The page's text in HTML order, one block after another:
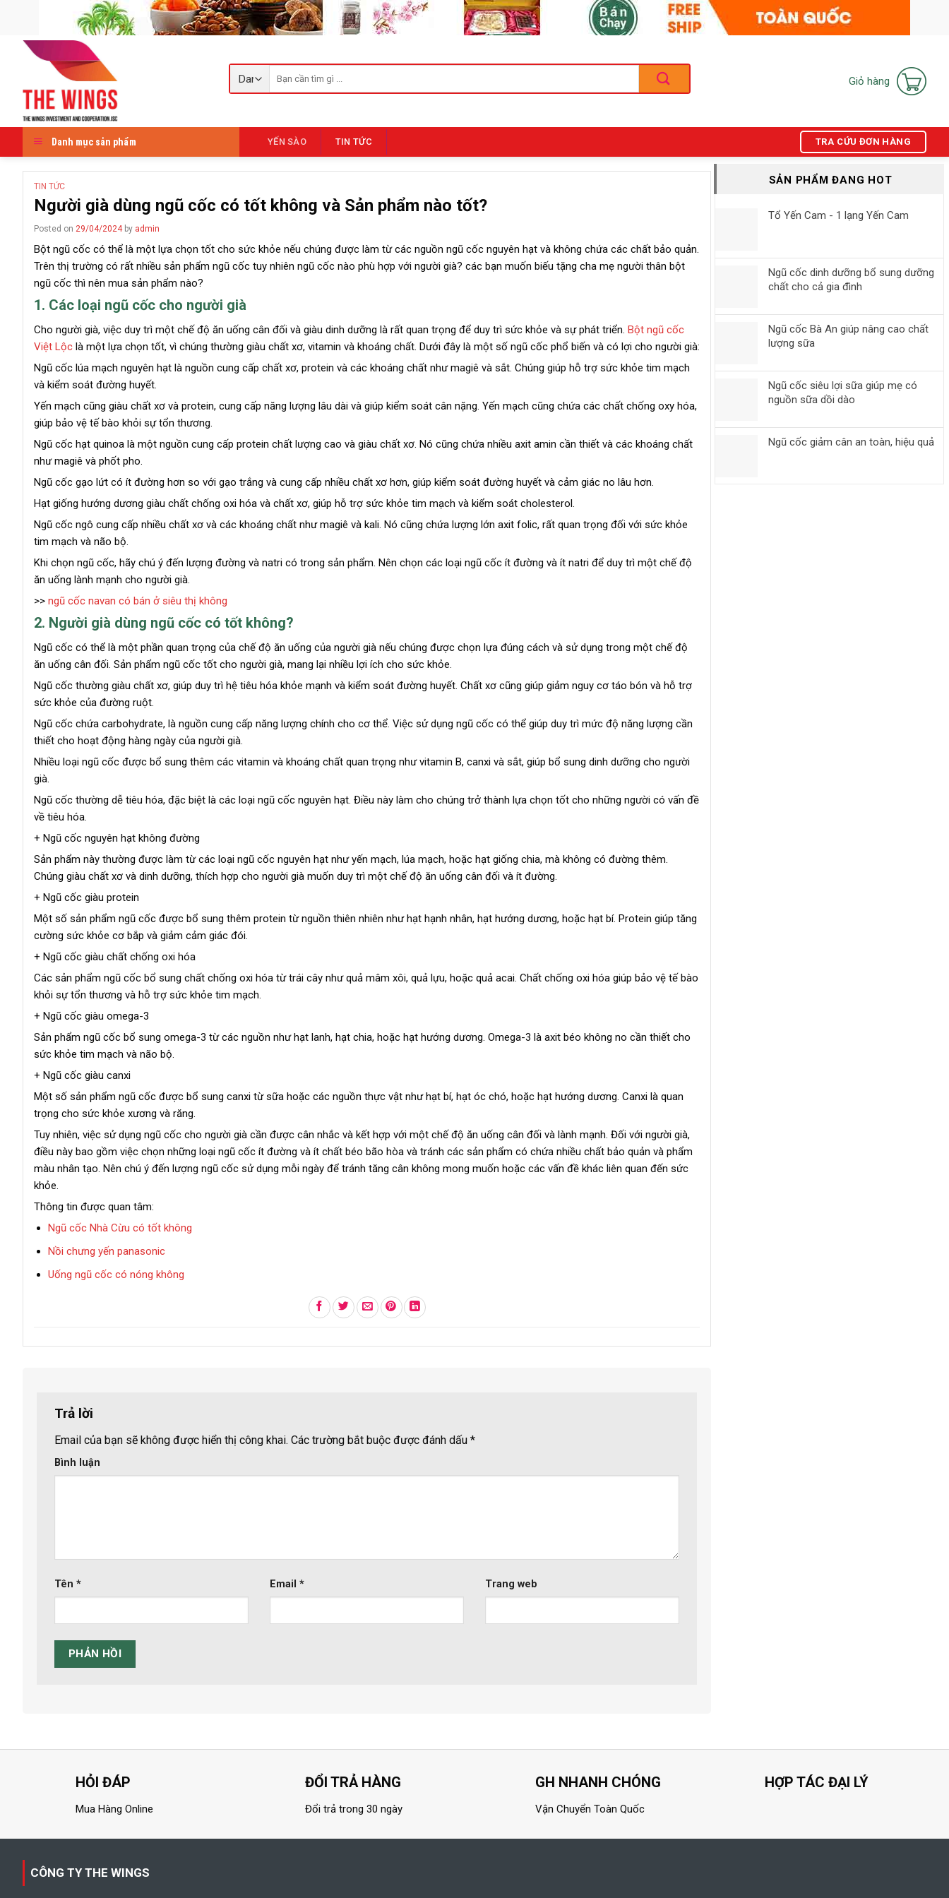
content
Tìm
kiếm:
Giỏ hàng
Danh mục sản phẩm YẾN SÀO TIN TỨC TRA CỨU ĐƠN HÀNG
TIN TỨC
Người già dùng ngũ cốc có tốt không và Sản phẩm nào tốt?
Posted on 29/04/2024by admin
Bột ngũ cốc có thể là một lựa chọn tốt cho sức khỏe nếu chúng được làm từ các nguồn ngũ cốc nguyên hạt và không chứa các chất bảo quản.
Trên thị trường có rất nhiều sản phẩm ngũ cốc tuy nhiên ngũ cốc nào phù hợp với người già? các bạn muốn biếu tặng cha mẹ người thân bột
ngũ cốc thì nên mua sản phẩm nào?
1. Các loại ngũ cốc cho người già
Cho người già, việc duy trì một chế độ ăn uống cân đối và giàu dinh dưỡng là rất quan trọng để duy trì sức khỏe và sự phát triển. Bột ngũ cốc
Việt Lộc là một lựa chọn tốt, vì chúng thường giàu chất xơ, vitamin và khoáng chất. Dưới đây là một số ngũ cốc phổ biến và có lợi cho người già:
Ngũ cốc lúa mạch nguyên hạt là nguồn cung cấp chất xơ, protein và các khoáng chất như magiê và sắt. Chúng giúp hỗ trợ sức khỏe tim mạch
và kiểm soát đường huyết.
Yến mạch cũng giàu chất xơ và protein, cung cấp năng lượng lâu dài và giúp kiểm soát cân nặng. Yến mạch cũng chứa các chất chống oxy hóa,
giúp bảo vệ tế bào khỏi sự tổn thương.
Ngũ cốc hạt quinoa là một nguồn cung cấp protein chất lượng cao và giàu chất xơ. Nó cũng chứa nhiều axit amin cần thiết và các khoáng chất
như magiê và phốt pho.
Ngũ cốc gạo lứt có ít đường hơn so với gạo trắng và cung cấp nhiều chất xơ hơn, giúp kiểm soát đường huyết và cảm giác no lâu hơn.
Hạt giống hướng dương giàu chất chống oxi hóa và chất xơ, giúp hỗ trợ sức khỏe tim mạch và kiểm soát cholesterol.
Ngũ cốc ngô cung cấp nhiều chất xơ và các khoáng chất như magiê và kali. Nó cũng chứa lượng lớn axit folic, rất quan trọng đối với sức khỏe
tim mạch và não bộ.
Khi chọn ngũ cốc, hãy chú ý đến lượng đường và natri có trong sản phẩm. Nên chọn các loại ngũ cốc ít đường và ít natri để duy trì một chế độ
ăn uống lành mạnh cho người già.
>> ngũ cốc navan có bán ở siêu thị không
2. Người già dùng ngũ cốc có tốt không?
Ngũ cốc có thể là một phần quan trọng của chế độ ăn uống của người già nếu chúng được chọn lựa đúng cách và sử dụng trong một chế độ
ăn uống cân đối. Sản phẩm ngũ cốc tốt cho người già, mang lại nhiều lợi ích cho sức khỏe.
Ngũ cốc thường giàu chất xơ, giúp duy trì hệ tiêu hóa khỏe mạnh và kiểm soát đường huyết. Chất xơ cũng giúp giảm nguy cơ táo bón và hỗ trợ
sức khỏe của đường ruột.
Ngũ cốc chứa carbohydrate, là nguồn cung cấp năng lượng chính cho cơ thể. Việc sử dụng ngũ cốc có thể giúp duy trì mức độ năng lượng cần
thiết cho hoạt động hàng ngày của người già.
Nhiều loại ngũ cốc được bổ sung thêm các vitamin và khoáng chất quan trọng như vitamin B, canxi và sắt, giúp bổ sung dinh dưỡng cho người
già.
Ngũ cốc thường dễ tiêu hóa, đặc biệt là các loại ngũ cốc nguyên hạt. Điều này làm cho chúng trở thành lựa chọn tốt cho những người có vấn đề
về tiêu hóa.
+ Ngũ cốc nguyên hạt không đường
Sản phẩm này thường được làm từ các loại ngũ cốc nguyên hạt như yến mạch, lúa mạch, hoặc hạt giống chia, mà không có đường thêm.
Chúng giàu chất xơ và dinh dưỡng, thích hợp cho người già muốn duy trì một chế độ ăn uống cân đối và ít đường.
+ Ngũ cốc giàu protein
Một số sản phẩm ngũ cốc được bổ sung thêm protein từ nguồn thiên nhiên như hạt hạnh nhân, hạt hướng dương, hoặc hạt bí. Protein giúp tăng
cường sức khỏe cơ bắp và giảm cảm giác đói.
+ Ngũ cốc giàu chất chống oxi hóa
Các sản phẩm ngũ cốc bổ sung chất chống oxi hóa từ trái cây như quả mâm xôi, quả lựu, hoặc quả acai. Chất chống oxi hóa giúp bảo vệ tế bào
khỏi sự tổn thương và hỗ trợ sức khỏe tim mạch.
+ Ngũ cốc giàu omega-3
Sản phẩm ngũ cốc bổ sung omega-3 từ các nguồn như hạt lanh, hạt chia, hoặc hạt hướng dương. Omega-3 là axit béo không no cần thiết cho
sức khỏe tim mạch và não bộ.
+ Ngũ cốc giàu canxi
Một số sản phẩm ngũ cốc được bổ sung canxi từ sữa hoặc các nguồn thực vật như hạt bí, hạt óc chó, hoặc hạt hướng dương. Canxi là quan
trọng cho sức khỏe xương và răng.
Tuy nhiên, việc sử dụng ngũ cốc cho người già cần được cân nhắc và kết hợp với một chế độ ăn uống cân đối và lành mạnh. Đối với người già,
điều này bao gồm việc chọn những loại ngũ cốc ít đường và ít chất béo bão hòa và tránh các sản phẩm có chứa nhiều chất bảo quản và phẩm
màu nhân tạo. Nên chú ý đến lượng ngũ cốc sử dụng mỗi ngày để tránh tăng cân không mong muốn hoặc các vấn đề khác liên quan đến sức
khỏe.
Thông tin được quan tâm:
Ngũ cốc Nhà Cừu có tốt không
Nồi chưng yến panasonic
Uống ngũ cốc có nóng không
Trả lời
Email của bạn sẽ không được hiển thị công khai. Các trường bắt buộc được đánh dấu *
Bình luận
Tên * Email * Trang web
SẢN PHẨM ĐANG HOT
Tổ Yến Cam - 1 lạng Yến Cam
Ngũ cốc dinh dưỡng bổ sung dưỡng
chất cho cả gia đình
Ngũ cốc Bà An giúp nâng cao chất
lượng sữa
Ngũ cốc siêu lợi sữa giúp mẹ có
nguồn sữa dồi dào
Ngũ cốc giảm cân an toàn, hiệu quả
HỎI ĐÁP
Mua Hàng Online
ĐỔI TRẢ HÀNG
Đổi trả trong 30 ngày
GH NHANH CHÓNG
Vận Chuyển Toàn Quốc
HỢP TÁC ĐẠI LÝ
CÔNG TY THE WINGS